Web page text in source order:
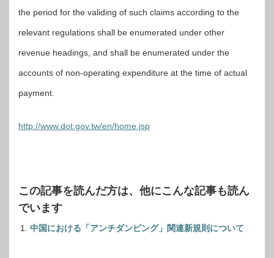
the period for the validing of such claims according to the
relevant regulations shall be enumerated under other
revenue headings, and shall be enumerated under the
accounts of non-operating expenditure at the time of actual
payment.
http://www.dot.gov.tw/en/home.jsp
この記事を読んだ方は、他にこんな記事も読ん
でいます
中国における「アンチダンピング」関連新規則について